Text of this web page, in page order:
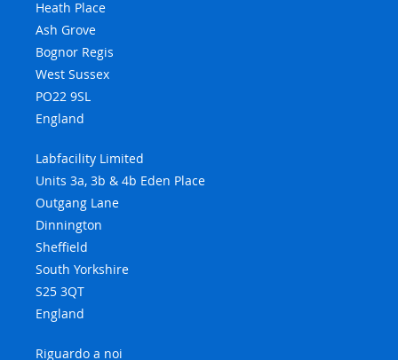
Heath Place
Ash Grove
Bognor Regis
West Sussex
PO22 9SL
England
Labfacility Limited
Units 3a, 3b & 4b Eden Place
Outgang Lane
Dinnington
Sheffield
South Yorkshire
S25 3QT
England
Riguardo a noi